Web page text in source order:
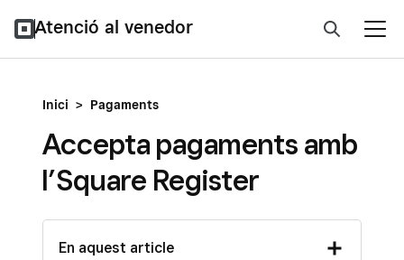
Atenció al venedor
Inici > Pagaments
Accepta pagaments amb
l’Square Register
En aquest article